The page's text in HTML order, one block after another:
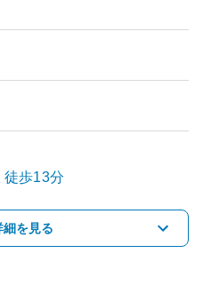
徒歩13分
細を見る